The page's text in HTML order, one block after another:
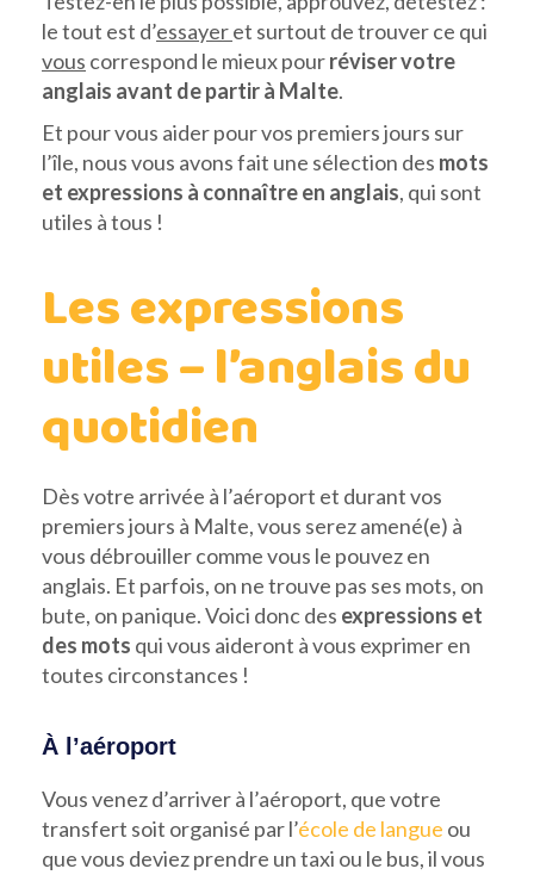
le tout est d’essayeret surtout de trouver ce qui
vous correspond le mieux pourréviser votre
anglais avant de partir à Malte.
Et pour vous aider pour vos premiers jours sur
l’île, nous vous avons fait une sélection des mots
et expressions à connaîtreen anglais, qui sont
utiles à tous !
Les expressions
utiles – l’anglais du
quotidien
Dès votre arrivée à l’aéroport et durant vos
premiers jours à Malte, vous serez amené(e) à
vous débrouiller comme vous le pouvez en
anglais. Et parfois, on ne trouve pas ses mots, on
bute, on panique. Voici donc des expressions et
des mots qui vous aideront à vous exprimer en
toutes circonstances !
À l’aéroport
Vous venez d’arriver à l’aéroport, que votre
transfert soit organisé par l’école de langue ou
que vous deviez prendre un taxi ou le bus, il vous